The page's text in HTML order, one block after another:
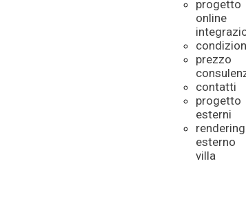
progetto
online
prezzo
contatti
progetto
esterni
rendering
esterno
villa